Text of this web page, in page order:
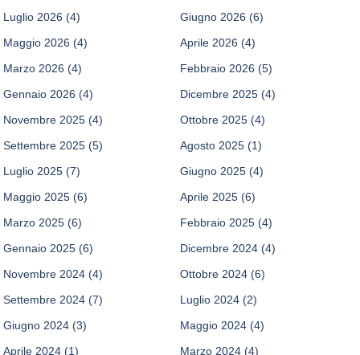
Luglio 2026 (4) Giugno 2026 (6)
Maggio 2026 (4) Aprile 2026 (4)
Marzo 2026 (4) Febbraio 2026 (5)
Gennaio 2026 (4) Dicembre 2025 (4)
Novembre 2025 (4) Ottobre 2025 (4)
Settembre 2025 (5) Agosto 2025 (1)
Luglio 2025 (7) Giugno 2025 (4)
Maggio 2025 (6) Aprile 2025 (6)
Marzo 2025 (6) Febbraio 2025 (4)
Gennaio 2025 (6) Dicembre 2024 (4)
Novembre 2024 (4) Ottobre 2024 (6)
Settembre 2024 (7) Luglio 2024 (2)
Giugno 2024 (3) Maggio 2024 (4)
Aprile 2024 (1) Marzo 2024 (4)